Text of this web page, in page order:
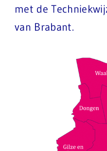
met de
van Brabant.